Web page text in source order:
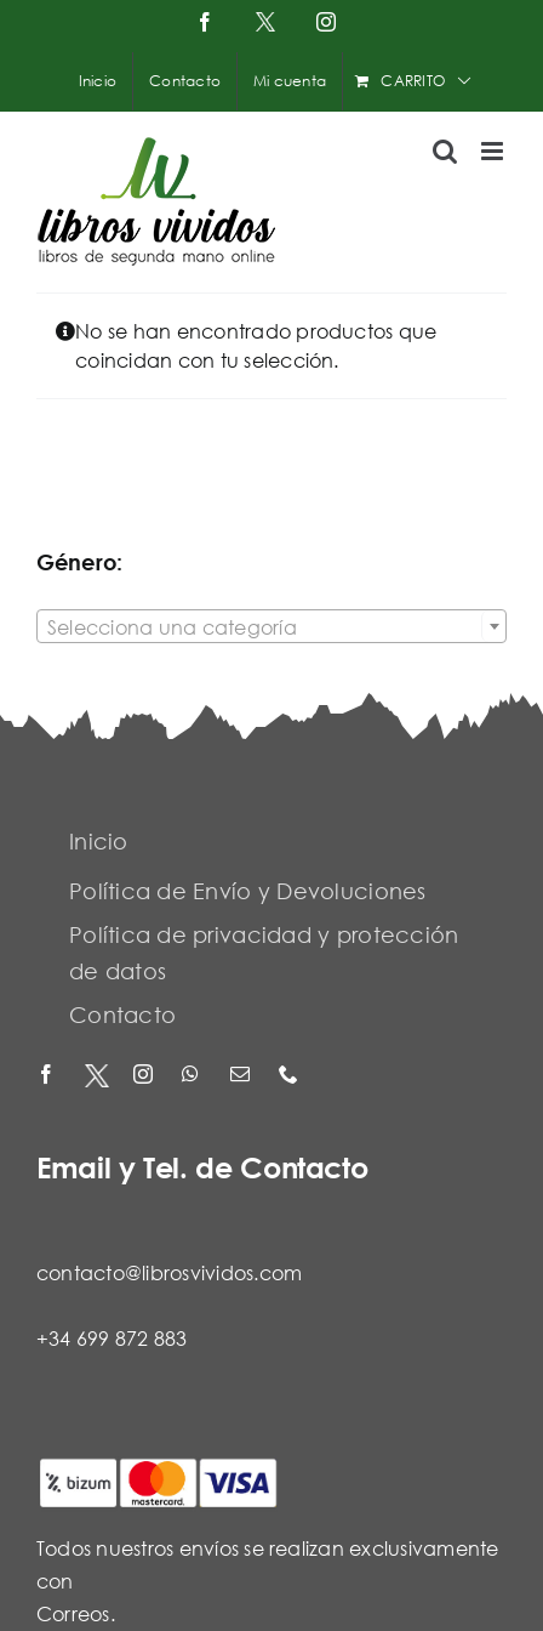
contenido
Facebook
X
Instagram
Inicio Contacto Mi cuenta CARRITO
No se han encontrado productos que
coincidan con tu selección.
Género:
Selecciona una categoría
Inicio
Política de Envío y Devoluciones
Política de privacidad y protección
de datos
Contacto
Email y Tel. de Contacto
contacto@librosvividos.com
+34 699 872 883
Todos nuestros envíos se realizan exclusivamente
con
Correos.